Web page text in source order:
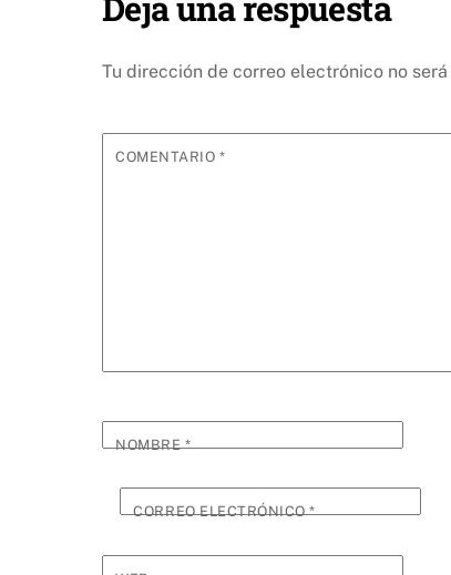
Tu dirección de correo electrónico no
COMENTARIO *
NOMBRE*
CORREO ELECTRÓNICO*